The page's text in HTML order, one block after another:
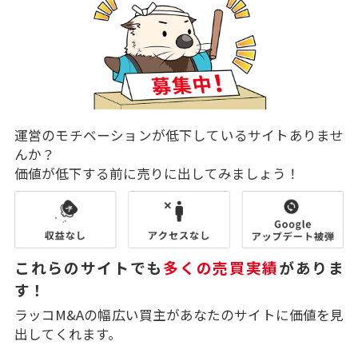
運営のモチベーションが低下しているサイトありませ
んか？
価値が低下する前に売りに出してみましょう！
これらのサイトでも多くの売買実績がありま
す！
ラッコM&Aの幅広い買主があなたのサイトに価値を見
出してくれます。